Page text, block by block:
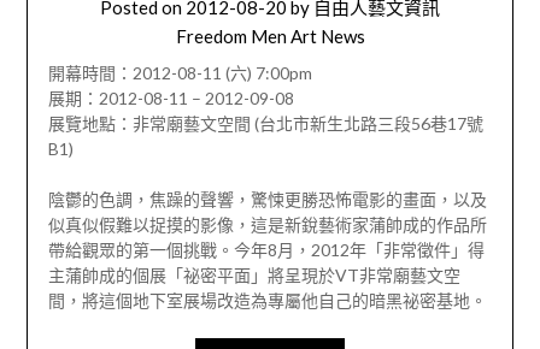
Posted on 2012-08-20 by 自由人藝文資訊
Freedom Men Art News
開幕時間：2012-08-11 (六) 7:00pm
展期：2012-08-11 – 2012-09-08
展覽地點：非常廟藝文空間 (台北市新生北路三段56巷17號
B1)
陰鬱的色調，焦躁的聲響，驚悚更勝恐怖電影的畫面，以及
似真似假難以捉摸的影像，這是新銳藝術家蒲帥成的作品所
帶給觀眾的第一個挑戰。今年8月，2012年「非常徵件」得
主蒲帥成的個展「祕密平面」將呈現於VT非常廟藝文空
間，將這個地下室展場改造為專屬他自己的暗黑祕密基地。